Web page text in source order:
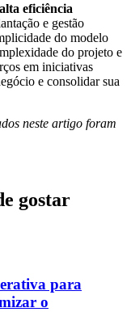
alta eficiência
e gestão
do modelo
do projeto e
em iniciativas
e consolidar sua
neste artigo foram
gostar
para
o